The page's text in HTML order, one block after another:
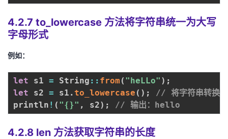
4.2.7 to_lowercase 方法将字符串统一为大写
字母形式
例如：
let s1 = String : : from ( "heLLo" ) ;
let s2 = s1 . to_lowercase ( ) ;
// 将字符串转换为
println ! ( "{}" , s2) ; // 输出：hello
4.2.8 len 方法获取字符串的长度